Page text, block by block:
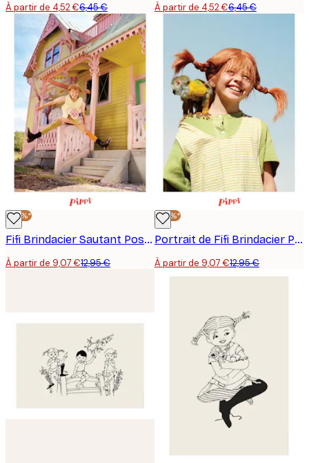
À partir de 4,52 €6,45 € À partir de 4,52 €6,45 €
-30%*
Fifi Brindacier Sautant Poster
À partir de 9,07 €12,95 €
-30%*
Portrait de Fifi Brindacier Poster
À partir de 9,07 €12,95 €